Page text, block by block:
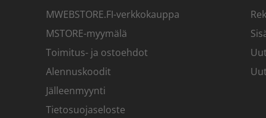
MWEBSTORE.FI-verkkokauppa
MSTORE-myymälä
Toimitus- ja ostoehdot
Alennuskoodit
Jälleenmyynti
Tietosuojaseloste